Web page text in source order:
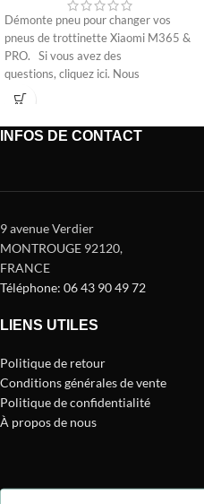
Démonte pneu pour changer vos
pneus de trottinette Xiaomi M365 &
PRO. Si vous avez des
questions, cliquez ici. Nous
INFOS DE CONTACT
9 avenue Verdier
MONTROUGE 92120,
FRANCE
Téléphone: 06 43 90 49 72
LIENS UTILES
Politique de retour
Conditions générales de vente
Politique de confidentialité
À propos de nous